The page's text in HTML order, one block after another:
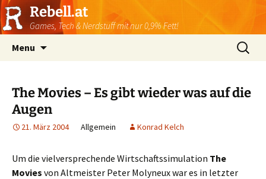
Rebell.at
Games, Tech & Nerdstuff mit nur 0,9% Fett!
Menu
Suchen
nach:
The Movies – Es gibt wieder was auf die
Augen
21. März 2004 Allgemein Konrad Kelch
Um die vielversprechende Wirtschaftssimulation The
Movies von Altmeister Peter Molyneux war es in letzter